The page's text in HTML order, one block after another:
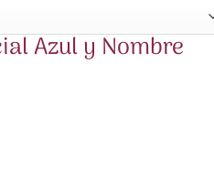
Azul y Nombre